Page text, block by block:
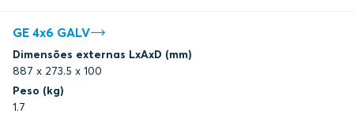
GE 4x6 GALV
Dimensões externas LxAxD (mm)
887 x 273.5 x 100
Peso (kg)
1.7